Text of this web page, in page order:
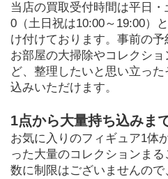
当店の買取受付時間は平日
0（土日祝は10:00～19:00）
け付けております。事前の予
お部屋の大掃除やコレクシ
ど、整理したいと思い立っ
込みいただけます。
1点から大量持ち込みま
お気に入りのフィギュア1体
った大量のコレクションま
数に制限はございませんの